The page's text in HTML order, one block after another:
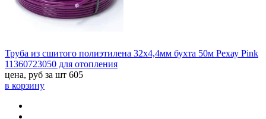
Труба из сшитого полиэтилена 32х4,4мм бухта 50м Рехау Pink
11360723050 для отопления
цена, руб за шт 605
в корзину